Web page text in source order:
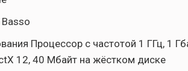
Процессор с частотой 1 ГГц, 1
12, 40 Мбайт на жёстком диске